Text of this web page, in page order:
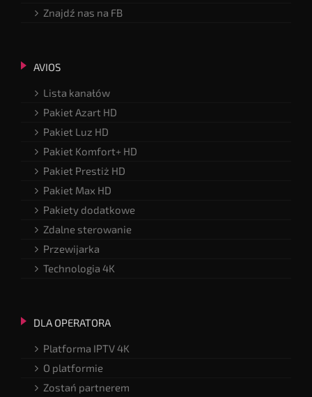
Znajdź nas na FB
AVIOS
Lista kanałów
Pakiet Azart HD
Pakiet Luz HD
Pakiet Komfort+ HD
Pakiet Prestiż HD
Pakiet Max HD
Pakiety dodatkowe
Zdalne sterowanie
Przewijarka
Technologia 4K
DLA OPERATORA
Platforma IPTV 4K
O platformie
Zostań partnerem